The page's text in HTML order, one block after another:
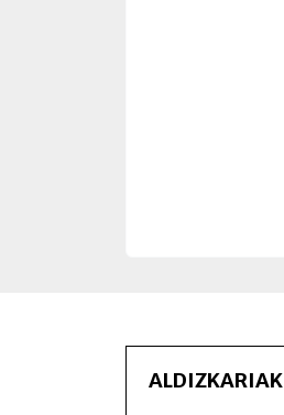
ALDIZKARIAK